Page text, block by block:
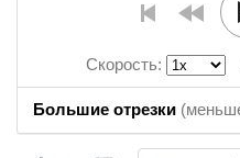
Скорость:
Большие отрезки